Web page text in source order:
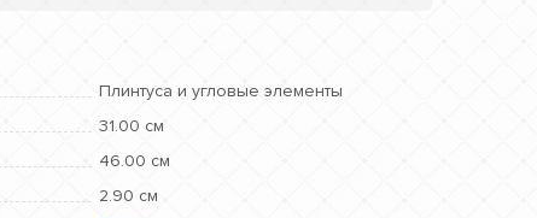
Плинтуса и угловые элементы
31.00 см
46.00 см
2.90 см